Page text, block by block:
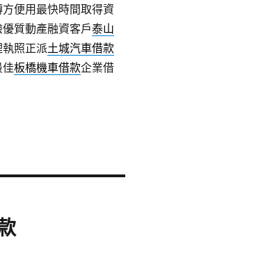
便用最快時間取得資
質動產融資客戶泰山
照正派土城汽車借款
板橋機車借款企業借